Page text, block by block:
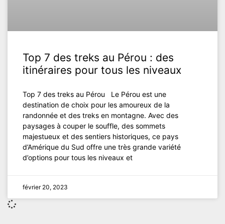
Top 7 des treks au Pérou : des
itinéraires pour tous les niveaux
Top 7 des treks au Pérou Le Pérou est une
destination de choix pour les amoureux de la
randonnée et des treks en montagne. Avec des
paysages à couper le souffle, des sommets
majestueux et des sentiers historiques, ce pays
d’Amérique du Sud offre une très grande variété
d’options pour tous les niveaux et
février 20, 2023